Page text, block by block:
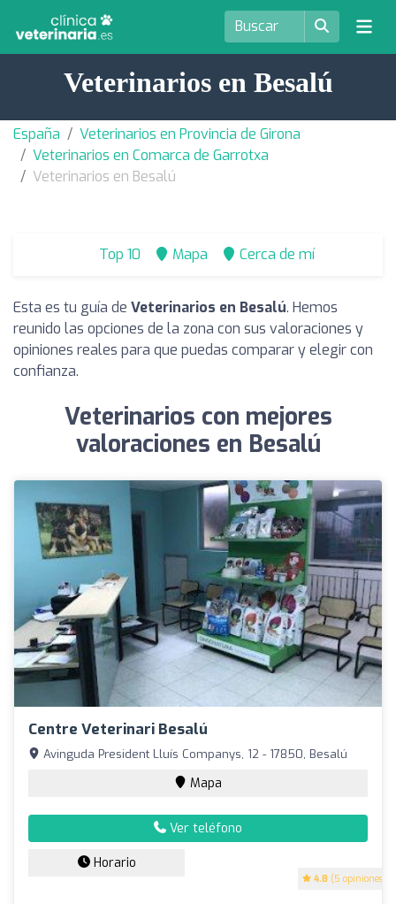
Veterinarios en Besalú
España
Veterinarios en Provincia de Girona
Veterinarios en Comarca de Garrotxa
Veterinarios en Besalú
Top 10 Mapa Cerca de mí
Esta es tu guía de Veterinarios en Besalú. Hemos
reunido las opciones de la zona con sus valoraciones y
opiniones reales para que puedas comparar y elegir con
confianza.
Veterinarios con mejores
valoraciones en Besalú
Centre Veterinari Besalú
4.8 (5 opiniones)
Avinguda President Lluís Companys, 12 - 17850, Besalú
Mapa
Ver teléfono
Horario